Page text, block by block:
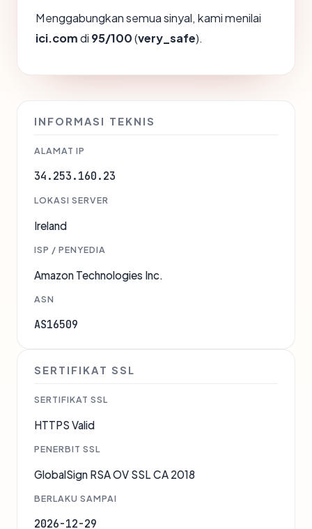
Menggabungkan semua sinyal, kami menilai
ici.comdi 95/100(very_safe).
INFORMASI TEKNIS
ALAMAT IP
34.253.160.23
LOKASI SERVER
Ireland
ISP / PENYEDIA
Amazon Technologies Inc.
ASN
AS16509
SERTIFIKAT SSL
SERTIFIKAT SSL
HTTPS Valid
PENERBIT SSL
GlobalSign RSA OV SSL CA 2018
BERLAKU SAMPAI
2026-12-29